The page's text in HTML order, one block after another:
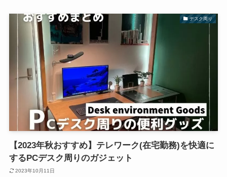
デスク周り
【2023年秋おすすめ】テレワーク(在宅勤務)を快適に
するPCデスク周りのガジェット
2023年10月11日